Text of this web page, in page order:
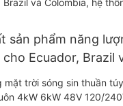
sản phẩm năng
Ecuador, Brazil
điện độc lập 120V.